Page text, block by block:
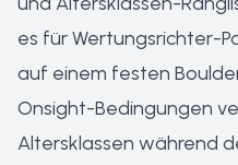
es für Wertungsrichter-
auf einem festen
Onsight-Bedingungen
Altersklassen während